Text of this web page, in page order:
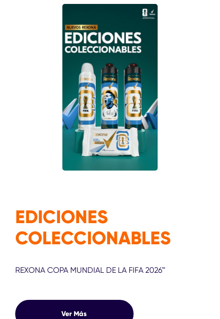
EDICIONES
COLECCIONABLES
REXONA COPA MUNDIAL DE LA FIFA 2026™
Ver Más